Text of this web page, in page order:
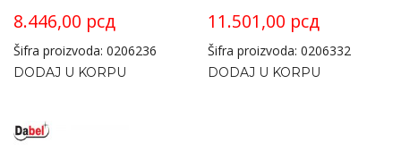
8.446,00 рсд
Šifra proizvoda: 0206236
DODAJ U KORPU
11.501,00 рсд
Šifra proizvoda: 0206332
DODAJ U KORPU